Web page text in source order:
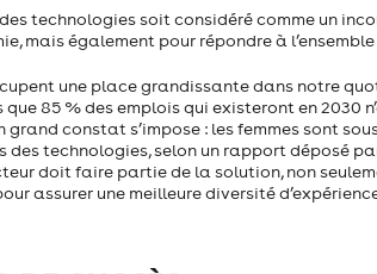
technologies soit considéré comme un
mais également pour répondre à
une place grandissante dans notre
85 % des emplois qui existeront en 2030
constat s’impose : les femmes sont
des technologies, selon un rapport déposé
doit faire partie de la solution, non
assurer une meilleure diversité